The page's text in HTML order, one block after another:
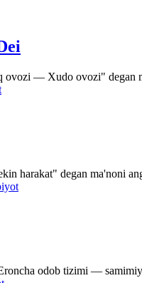
ovozi — Xudo ovozi" degan
harakat" degan ma'noni
odob tizimi —